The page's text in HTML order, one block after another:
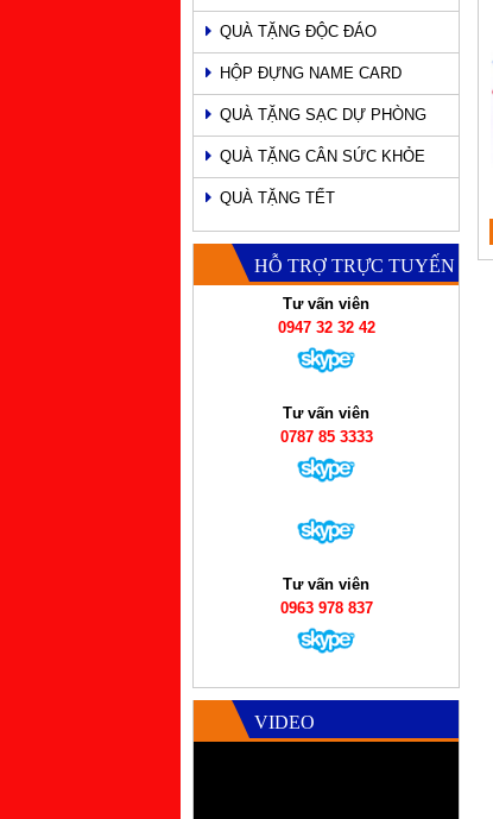
QUÀ TẶNG ĐỘC ĐÁO
HỘP ĐỰNG NAME CARD
QUÀ TẶNG SẠC DỰ PHÒNG
QUÀ TẶNG CÂN SỨC KHỎE
QUÀ TẶNG TẾT
HỖ TRỢ TRỰC TUYẾN
Tư vấn viên
0947 32 32 42
Tư vấn viên
0787 85 3333
Tư vấn viên
0963 978 837
VIDEO